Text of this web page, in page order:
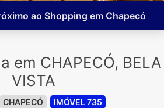
ao Shopping em Chapecó
em CHAPECÓ, BELA
VISTA
CHAPECÓ IMÓVEL 735